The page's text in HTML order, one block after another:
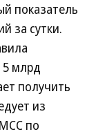
показатель
за сутки.
млрд
получить
из
по